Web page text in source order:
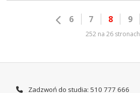
6 7 8 9
252 na 26 stronach
Zadzwoń do studia: 510 777 666